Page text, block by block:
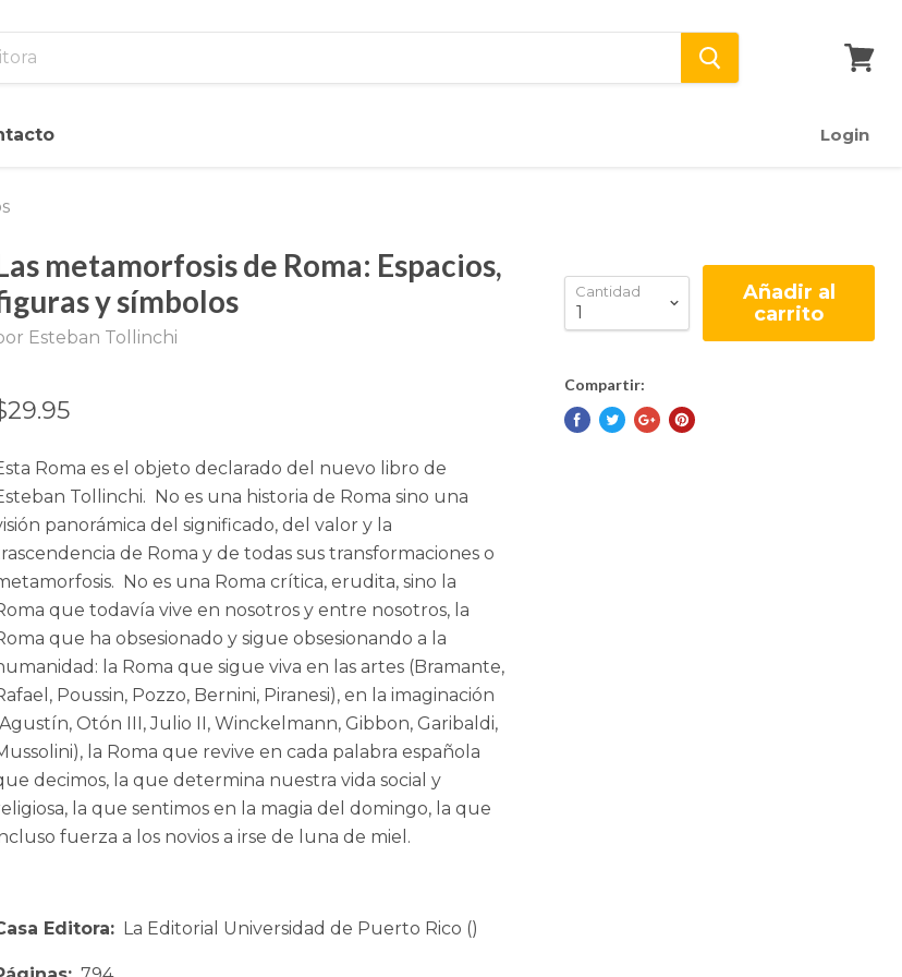
Login
metamorfosis de Roma: Espacios,
y símbolos
Esteban Tollinchi
Roma es el objeto declarado del nuevo libro de
Tollinchi. No es una historia de Roma sino una
panorámica del significado, del valor y la
de Roma y de todas sus transformaciones o
No es una Roma crítica, erudita, sino la
que todavía vive en nosotros y entre nosotros, la
que ha obsesionado y sigue obsesionando a la
la Roma que sigue viva en las artes (Bramante,
Poussin, Pozzo, Bernini, Piranesi), en la imaginación
Otón III, Julio II, Winckelmann, Gibbon, Garibaldi,
la Roma que revive en cada palabra española
decimos, la que determina nuestra vida social y
la que sentimos en la magia del domingo, la que
fuerza a los novios a irse de luna de miel.
Editora: La Editorial Universidad de Puerto Rico ()
Cantidad
Añadir al
carrito
Compartir: